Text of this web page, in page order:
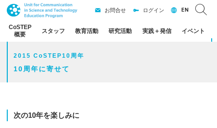
CoSTEP
概要
スタッフ 教育活動 研究活動 実践＋発信 イベント
お問合せ ログイン EN
2015 CoSTEP10周年
10周年に寄せて
次の10年を楽しみに